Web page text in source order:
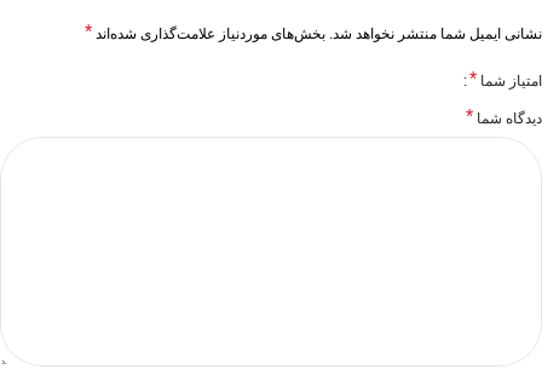
نشانی ایمیل شما منتشر نخواهد شد. بخش‌های موردنیاز علامت‌گذاری شده‌اند *
امتیاز شما *
دیدگاه شما *